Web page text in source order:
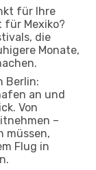
für Ihre
für Mexiko?
die
Monate,
Berlin:
an und
Von
–
müssen,
Flug in